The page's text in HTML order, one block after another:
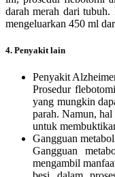
darah merah dari tubuh.
mengeluarkan 450 ml
4. Penyakit lain
Penyakit
Prosedur
yang mungkin
parah. Namun,
untuk
Gangguan
Gangguan
mengambil